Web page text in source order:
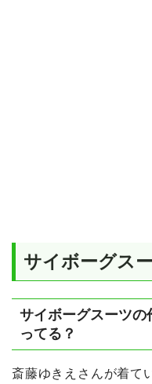
サイボーグス
サイボーグスーツ
ってる？
斎藤ゆきえさんが着て